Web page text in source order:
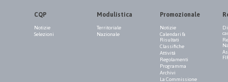
CQP
Notizie
Selezioni
Modulistica
Territoriale
Nazionale
Promozionale
Notizie
Calendari &
Risultati
Classifiche
Attività
Regolamenti
Programma
Archivi
La Commissione